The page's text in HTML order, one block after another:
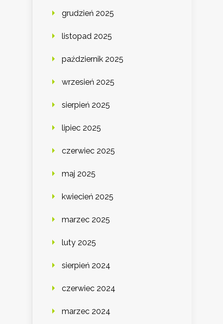
grudzień 2025
listopad 2025
październik 2025
wrzesień 2025
sierpień 2025
lipiec 2025
czerwiec 2025
maj 2025
kwiecień 2025
marzec 2025
luty 2025
sierpień 2024
czerwiec 2024
marzec 2024